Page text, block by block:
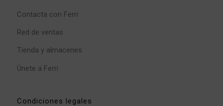
Contacta con Ferri
Red de ventas
Tienda y almacenes
Únete a Ferri
Condiciones legales